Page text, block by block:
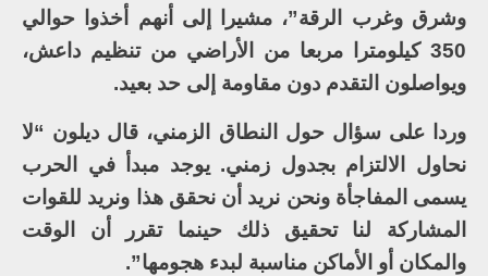
وشرق وغرب الرقة”، مشيرا إلى أنهم أخذوا حوالي
350 كيلومترا مربعا من الأراضي من تنظيم داعش،
ويواصلون التقدم دون مقاومة إلى حد بعيد.
وردا على سؤال حول النطاق الزمني، قال ديلون “لا
نحاول الالتزام بجدول زمني. يوجد مبدأ في الحرب
يسمى المفاجأة ونحن نريد أن نحقق هذا ونريد للقوات
المشاركة لنا تحقيق ذلك حينما تقرر أن الوقت
والمكان أو الأماكن مناسبة لبدء هجومها”.